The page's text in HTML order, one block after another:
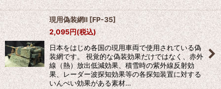
現用偽装網II[FP-35]
2,095円(税込)
日本をはじめ各国の現用車両で使用されている偽
装網です。 視覚的な偽装効果だけではなく、赤外
線（熱）放出低減効果、積雪時の紫外線反射効
果、レーダー波探知効果等の各探知装置に対する
いんぺい効果がある素材…